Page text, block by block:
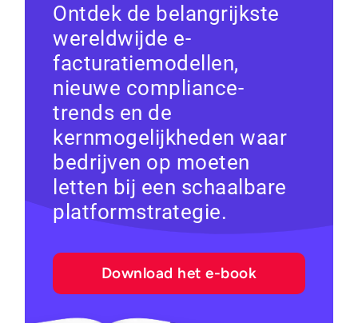
Ontdek de belangrijkste
wereldwijde e-
facturatiemodellen,
nieuwe compliance-
trends en de
kernmogelijkheden waar
bedrijven op moeten
letten bij een schaalbare
platformstrategie.
Download het e-book